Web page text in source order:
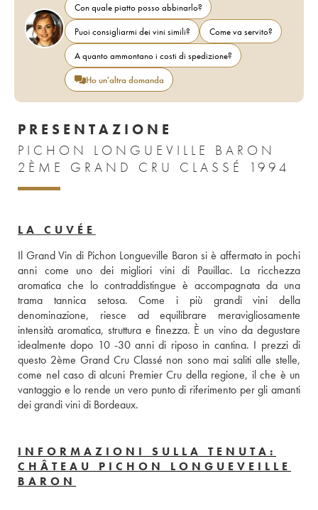
Con quale piatto posso abbinarlo?
Puoi consigliarmi dei vini simili?
Come va servito?
A quanto ammontano i costi di spedizione?
Ho un'altra domanda
PRESENTAZIONE
PICHON LONGUEVILLE BARON
2ÈME GRAND CRU CLASSÉ 1994
LA CUVÉE
Il Grand Vin di Pichon Longueville Baron si è affermato in pochi
anni come uno dei migliori vini di Pauillac. La ricchezza
aromatica che lo contraddistingue è accompagnata da una
trama tannica setosa. Come i più grandi vini della
denominazione, riesce ad equilibrare meravigliosamente
intensità aromatica, struttura e finezza. È un vino da degustare
idealmente dopo 10 -30 anni di riposo in cantina. I prezzi di
questo 2ème Grand Cru Classé non sono mai saliti alle stelle,
come nel caso di alcuni Premier Cru della regione, il che è un
vantaggio e lo rende un vero punto di riferimento per gli amanti
dei grandi vini di Bordeaux.
INFORMAZIONI SULLA TENUTA:
CHÂTEAU PICHON LONGUEVEILLE
BARON